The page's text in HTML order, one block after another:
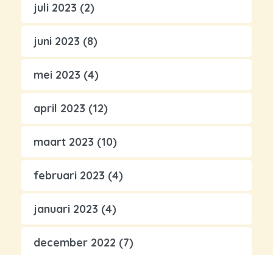
juli 2023 (2)
juni 2023 (8)
mei 2023 (4)
april 2023 (12)
maart 2023 (10)
februari 2023 (4)
januari 2023 (4)
december 2022 (7)